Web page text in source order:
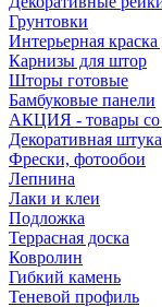
Грунтовки
Интерьерная краска
Карнизы для штор
Шторы готовые
Бамбуковые панели
АКЦИЯ - товары со
Декоративная
Фрески, фотообои
Лепнина
Лаки и клеи
Подложка
Террасная доска
Ковролин
Гибкий камень
Теневой профиль